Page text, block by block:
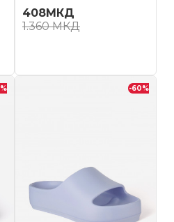
408МКД
1.360МКД
% -60%